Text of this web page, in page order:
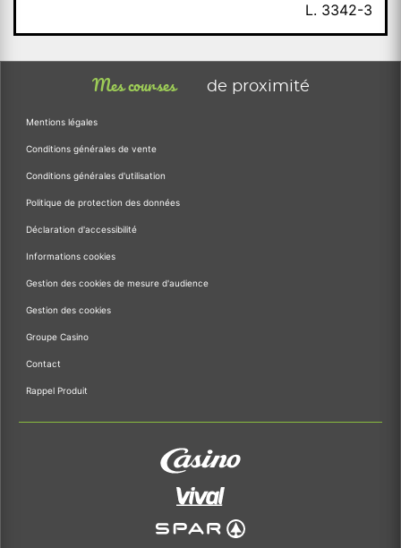
L. 3342-3
Mes courses de proximité
Mentions légales
Conditions générales de vente
Conditions générales d'utilisation
Politique de protection des données
Déclaration d'accessibilité
Informations cookies
Gestion des cookies de mesure d'audience
Gestion des cookies
Groupe Casino
Contact
Rappel Produit